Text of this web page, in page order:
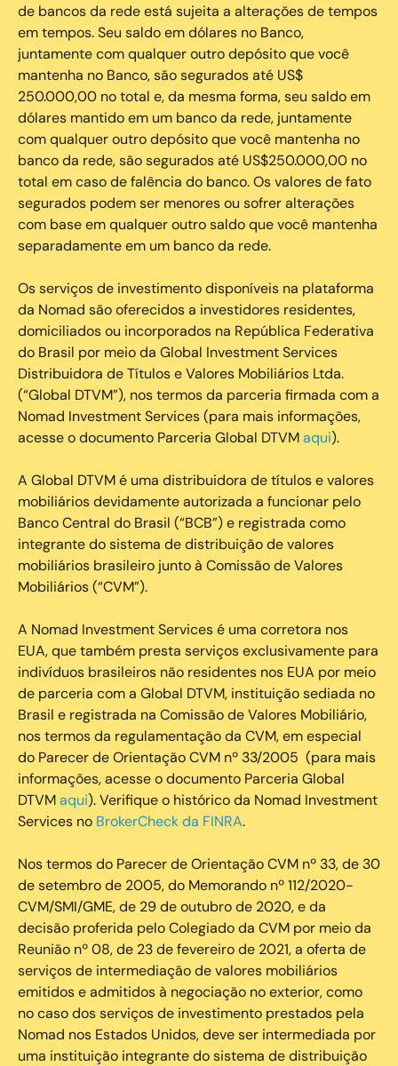
de bancos da rede está sujeita a alterações de tempos
em tempos. Seu saldo em dólares no Banco,
juntamente com qualquer outro depósito que você
mantenha no Banco, são segurados até US$
250.000,00 no total e, da mesma forma, seu saldo em
dólares mantido em um banco da rede, juntamente
com qualquer outro depósito que você mantenha no
banco da rede, são segurados até US$250.000,00 no
total em caso de falência do banco. Os valores de fato
segurados podem ser menores ou sofrer alterações
com base em qualquer outro saldo que você mantenha
separadamente em um banco da rede.
Os serviços de investimento disponíveis na plataforma
da Nomad são oferecidos a investidores residentes,
domiciliados ou incorporados na República Federativa
do Brasil por meio da Global Investment Services
Distribuidora de Títulos e Valores Mobiliários Ltda.
(“Global DTVM”), nos termos da parceria firmada com a
Nomad Investment Services (para mais informações,
acesse o documento Parceria Global DTVMaqui).
A Global DTVM é uma distribuidora de títulos e valores
mobiliários devidamente autorizada a funcionar pelo
Banco Central do Brasil (“BCB”) e registrada como
integrante do sistema de distribuição de valores
mobiliários brasileiro junto à Comissão de Valores
Mobiliários (“CVM”).
‍A Nomad Investment Services é uma corretora nos
EUA, que também presta serviços exclusivamente para
indivíduos brasileiros não residentes nos EUA por meio
de parceria com a Global DTVM, instituição sediada no
Brasil e registrada na Comissão de Valores Mobiliário,
nos termos da regulamentação da CVM, em especial
do Parecer de Orientação CVM nº 33/2005 (para mais
informações, acesse o documento Parceria Global
DTVMaqui). Verifique o histórico da Nomad Investment
Services no BrokerCheck da FINRA.
Nos termos do Parecer de Orientação CVM nº 33, de 30
de setembro de 2005, do Memorando nº 112/2020-
CVM/SMI/GME, de 29 de outubro de 2020, e da
decisão proferida pelo Colegiado da CVM por meio da
Reunião nº 08, de 23 de fevereiro de 2021, a oferta de
serviços de intermediação de valores mobiliários
emitidos e admitidos à negociação no exterior, como
no caso dos serviços de investimento prestados pela
Nomad nos Estados Unidos, deve ser intermediada por
uma instituição integrante do sistema de distribuição